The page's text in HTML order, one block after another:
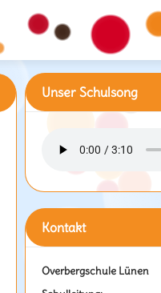
Unser Schulsong
Kontakt
Overbergschule Lünen